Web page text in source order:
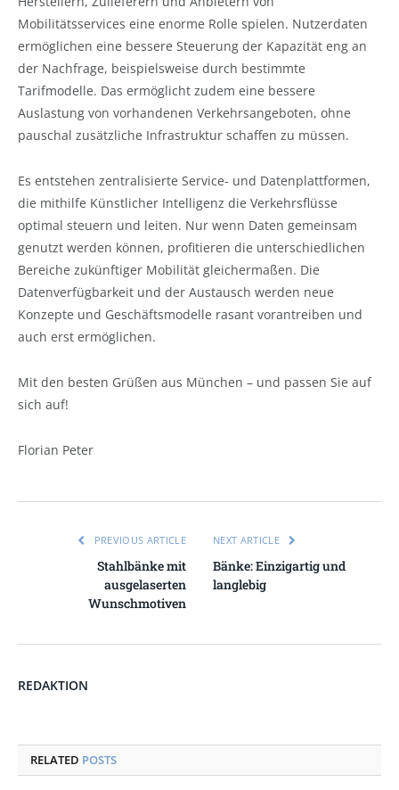
Mobilitätsservices eine enorme Rolle spielen. Nutzerdaten
ermöglichen eine bessere Steuerung der Kapazität eng an
der Nachfrage, beispielsweise durch bestimmte
Tarifmodelle. Das ermöglicht zudem eine bessere
Auslastung von vorhandenen Verkehrsangeboten, ohne
pauschal zusätzliche Infrastruktur schaffen zu müssen.
Es entstehen zentralisierte Service- und Datenplattformen,
die mithilfe Künstlicher Intelligenz die Verkehrsflüsse
optimal steuern und leiten. Nur wenn Daten gemeinsam
genutzt werden können, profitieren die unterschiedlichen
Bereiche zukünftiger Mobilität gleichermaßen. Die
Datenverfügbarkeit und der Austausch werden neue
Konzepte und Geschäftsmodelle rasant vorantreiben und
auch erst ermöglichen.
Mit den besten Grüßen aus München – und passen Sie auf
sich auf!
Florian Peter
PREVIOUS ARTICLE
Stahlbänke mit
ausgelaserten
Wunschmotiven
NEXT ARTICLE
Bänke: Einzigartig und
langlebig
REDAKTION
RELATED POSTS